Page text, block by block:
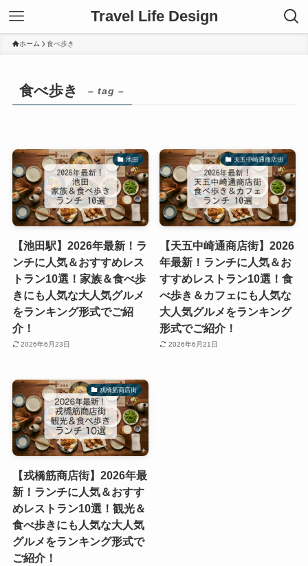
Travel Life Design
ホーム 食べ歩き
食べ歩き – tag –
池田
【池田駅】2026年最新！ラ
ンチに人気＆おすすめレス
トラン10選！家族＆食べ歩
きにも人気な大人気グルメ
をランキング形式でご紹
介！
2026年6月23日
天五中崎通商店街
【天五中崎通商店街】2026
年最新！ランチに人気＆お
すすめレストラン10選！食
べ歩き＆カフェにも人気な
大人気グルメをランキング
形式でご紹介！
2026年6月21日
戎橋筋商店街
【戎橋筋商店街】2026年最
新！ランチに人気＆おすす
めレストラン10選！観光＆
食べ歩きにも人気な大人気
グルメをランキング形式で
ご紹介！